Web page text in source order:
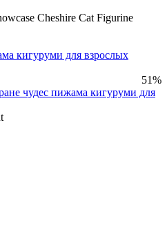
Cheshire Cat Figurine
51%
чудес пижама кигуруми для